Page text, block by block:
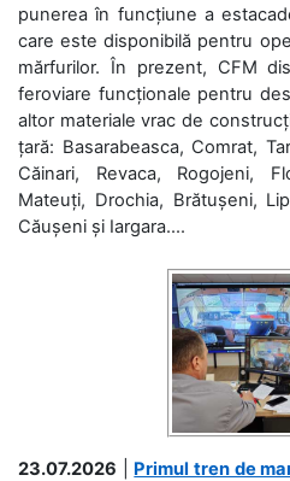
punerea în funcțiune a
care este disponibilă pentru
mărfurilor. În prezent, CFM
feroviare funcționale pentru
altor materiale vrac de
țară: Basarabeasca, Comrat,
Căinari, Revaca, Rogojeni,
Mateuți, Drochia, Brătușeni,
Căușeni și Iargara....
23.07.2026
Primul tren de